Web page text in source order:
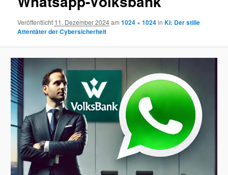
Veröffentlicht 11. Dezember 2024am1024 × 1024inKI: Der stille
Attentäter der Cybersicherheit